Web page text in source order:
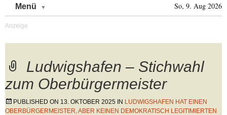
Menü So, 9. Aug 2026
Ludwigshafen – Stichwahl
zum Oberbürgermeister
PUBLISHED ON 13. OKTOBER 2025 IN LUDWIGSHAFEN HAT EINEN
OBERBÜRGERMEISTER, ABER KEINEN DEMOKRATISCH LEGITIMIERTEN